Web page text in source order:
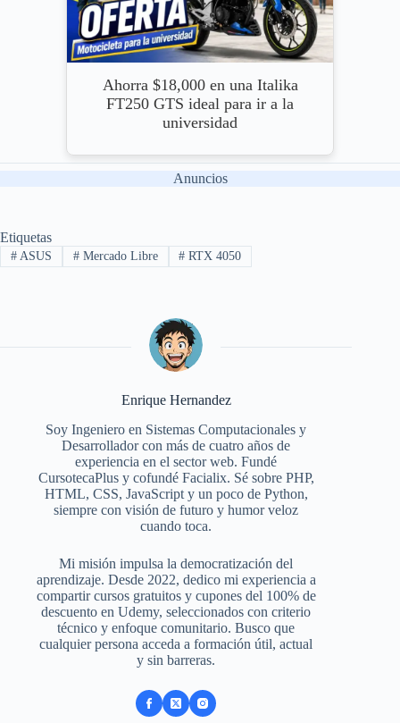
Ahorra $18,000 en una Italika
FT250 GTS ideal para ir a la
universidad
Anuncios
Etiquetas
#ASUS #Mercado Libre # RTX 4050
Enrique Hernandez
Soy Ingeniero en Sistemas Computacionales y
Desarrollador con más de cuatro años de
experiencia en el sector web. Fundé
CursotecaPlus y cofundé Facialix. Sé sobre PHP,
HTML, CSS, JavaScript y un poco de Python,
siempre con visión de futuro y humor veloz
cuando toca.
Mi misión impulsa la democratización del
aprendizaje. Desde 2022, dedico mi experiencia a
compartir cursos gratuitos y cupones del 100% de
descuento en Udemy, seleccionados con criterio
técnico y enfoque comunitario. Busco que
cualquier persona acceda a formación útil, actual
y sin barreras.